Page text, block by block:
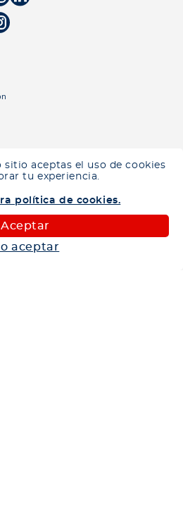
sitio aceptas el uso de cookies
tu experiencia.
política de cookies.
Aceptar
aceptar
los productos disponibles en tu zona